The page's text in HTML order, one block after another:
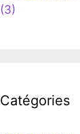
(3)
Catégories